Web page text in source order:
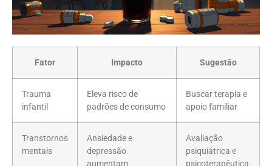
Fator Impacto Sugestão
Trauma
infantil
Eleva risco de
padrões de consumo
Buscar terapia e
apoio familiar
Transtornos
mentais
Ansiedade e
depressão
Avaliação
psiquiátrica e